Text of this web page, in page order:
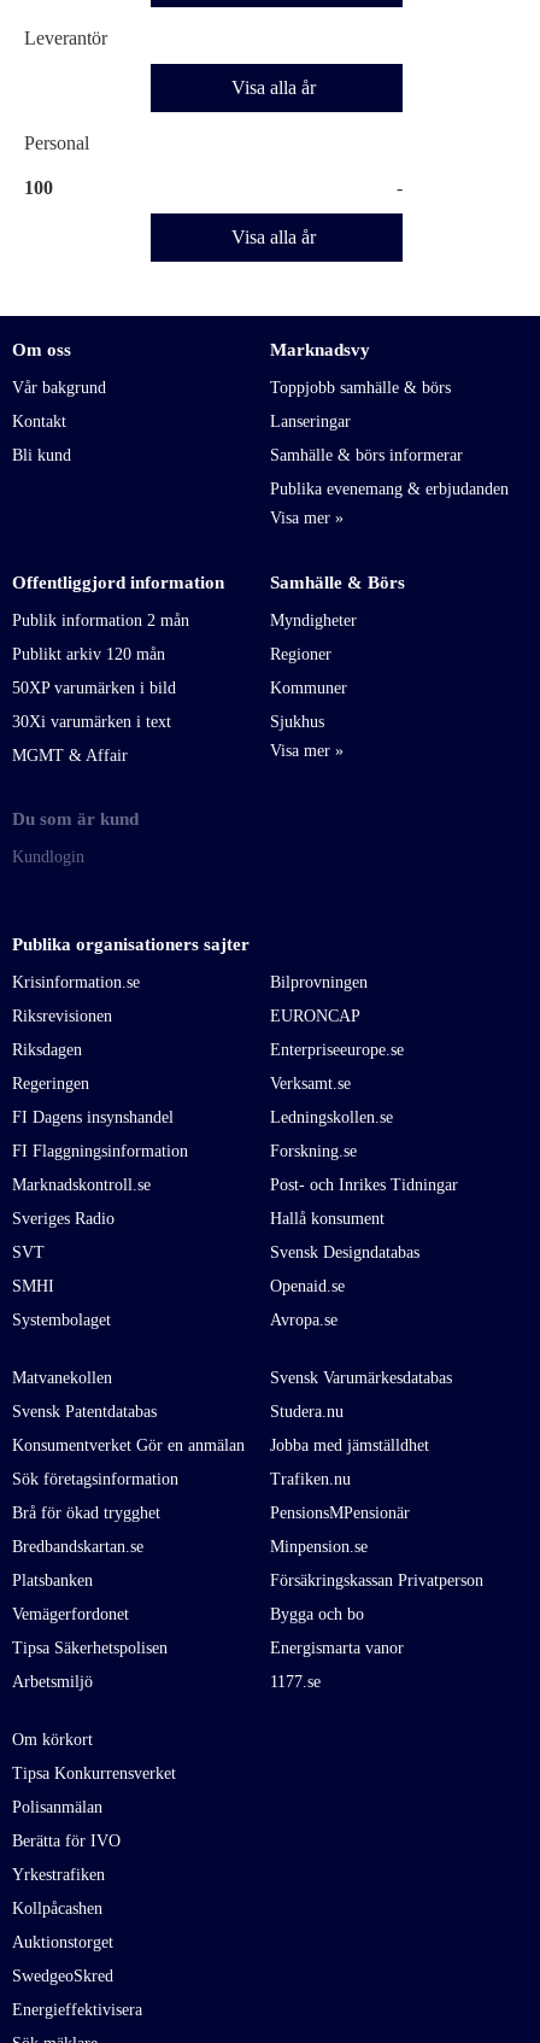
Leverantör
Visa alla år
Personal
100 -
Visa alla år
Om oss
Vår bakgrund
Kontakt
Bli kund
Marknadsvy
Toppjobb samhälle & börs
Lanseringar
Samhälle & börs informerar
Publika evenemang & erbjudanden
Offentliggjord information
Publik information 2 mån
Publikt arkiv 120 mån
50XP varumärken i bild
30Xi varumärken i text
MGMT & Affair
Samhälle & Börs
Myndigheter
Regioner
Kommuner
Sjukhus
Du som är kund
Kundlogin
Publika organisationers sajter
Krisinformation.se
Riksrevisionen
Riksdagen
Regeringen
FI Dagens insynshandel
FI Flaggningsinformation
Marknadskontroll.se
Sveriges Radio
SVT
SMHI
Systembolaget
Bilprovningen
EURONCAP
Enterpriseeurope.se
Verksamt.se
Ledningskollen.se
Forskning.se
Post- och Inrikes Tidningar
Hallå konsument
Svensk Designdatabas
Openaid.se
Avropa.se
Matvanekollen
Svensk Patentdatabas
Konsumentverket Gör en anmälan
Sök företagsinformation
Brå för ökad trygghet
Bredbandskartan.se
Platsbanken
Vemägerfordonet
Tipsa Säkerhetspolisen
Arbetsmiljö
Svensk Varumärkesdatabas
Studera.nu
Jobba med jämställdhet
Trafiken.nu
PensionsMPensionär
Minpension.se
Försäkringskassan Privatperson
Bygga och bo
Energismarta vanor
1177.se
Om körkort
Tipsa Konkurrensverket
Polisanmälan
Berätta för IVO
Yrkestrafiken
Kollpåcashen
Auktionstorget
SwedgeoSkred
Energieffektivisera